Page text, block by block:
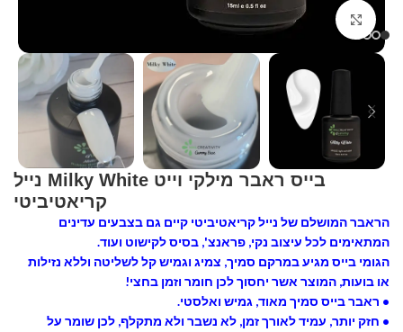
Click to enlarge
בייס ראבר מילקי וייט Milky White נייל
קריאטיביטי
הראבר המושלם של נייל קריאטיביטי קיים גם בצבעים עדינים
המתאימים לכל עיצוב נקי, פראנצ', בסיס לקישוט ועוד.
הגומי בייס מגיע במרקם סמיך, צמיג וגמיש קל לשליטה וללא נזילות
או בועות, המוצר אשר יחסוך לכן חומר וזמן בחצי!
• ראבר בייס סמיך מאוד, גמיש ואלסטי.
• חזק יותר, עמיד לאורך זמן, לא נשבר ולא מתקלף, לכן שומר על